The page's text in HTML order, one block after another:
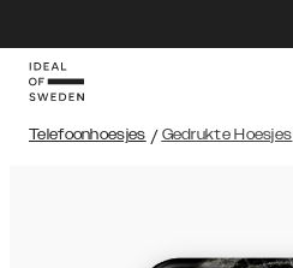
Telefoonhoesjes / Gedrukte Hoesjes